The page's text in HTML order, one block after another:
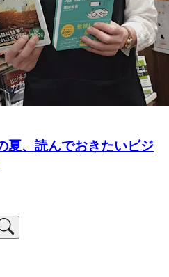
、読んでおきたいビジ